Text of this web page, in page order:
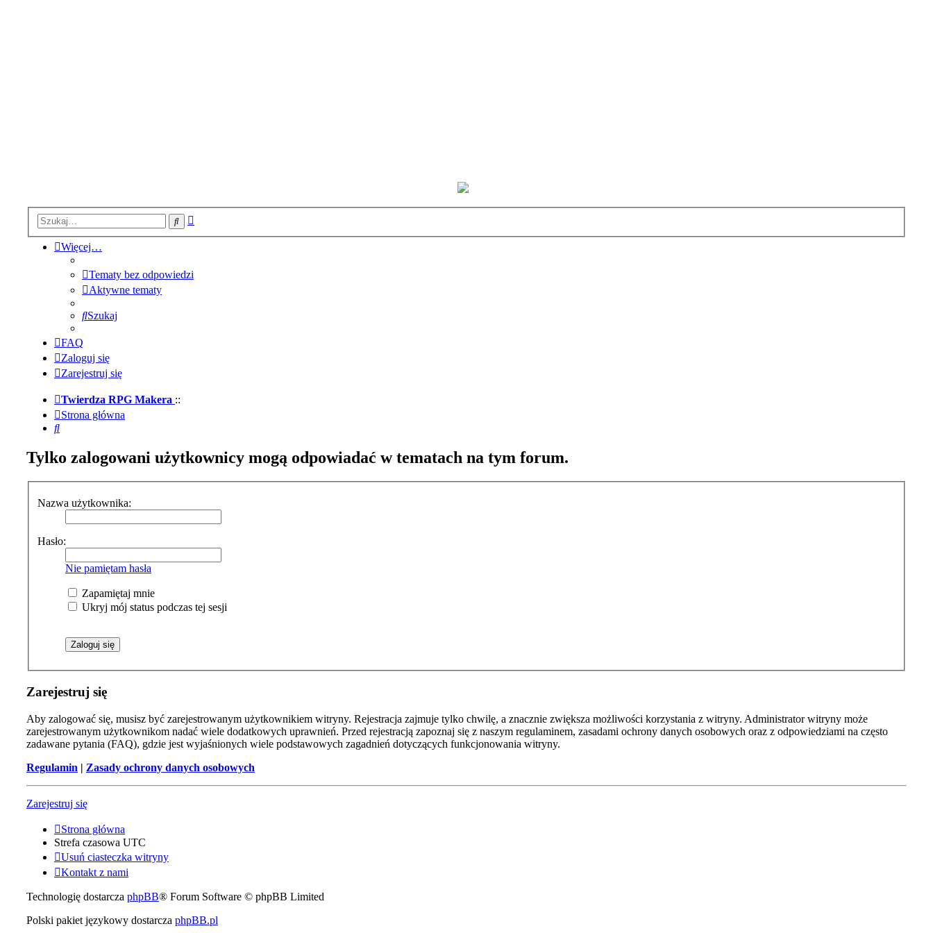
Szukaj
Więcej…
Tematy bez odpowiedzi
Aktywne tematy
Szukaj
FAQ
Zaloguj się
Zarejestruj się
Twierdza RPG Makera ::
Strona główna
Szukaj
Tylko zalogowani użytkownicy mogą odpowiadać w tematach na tym forum.
Nazwa użytkownika:
Hasło:
Nie pamiętam hasła
Zapamiętaj mnie
Ukryj mój status podczas tej sesji
Zarejestruj się
Aby zalogować się, musisz być zarejestrowanym użytkownikiem witryny. Rejestracja zajmuje tylko chwilę, a znacznie zwiększa możliwości korzystania z witryny. Administrator witryny może
zarejestrowanym użytkownikom nadać wiele dodatkowych uprawnień. Przed rejestracją zapoznaj się z naszym regulaminem, zasadami ochrony danych osobowych oraz z odpowiedziami na często
zadawane pytania (FAQ), gdzie jest wyjaśnionych wiele podstawowych zagadnień dotyczących funkcjonowania witryny.
Regulamin | Zasady ochrony danych osobowych
Zarejestruj się
Strona główna
Strefa czasowa UTC
Usuń ciasteczka witryny
Kontakt z nami
Technologię dostarcza phpBB® Forum Software © phpBB Limited
Polski pakiet językowy dostarcza phpBB.pl